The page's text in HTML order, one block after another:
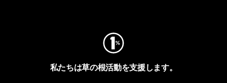
私たちは草の根活動を支援します。